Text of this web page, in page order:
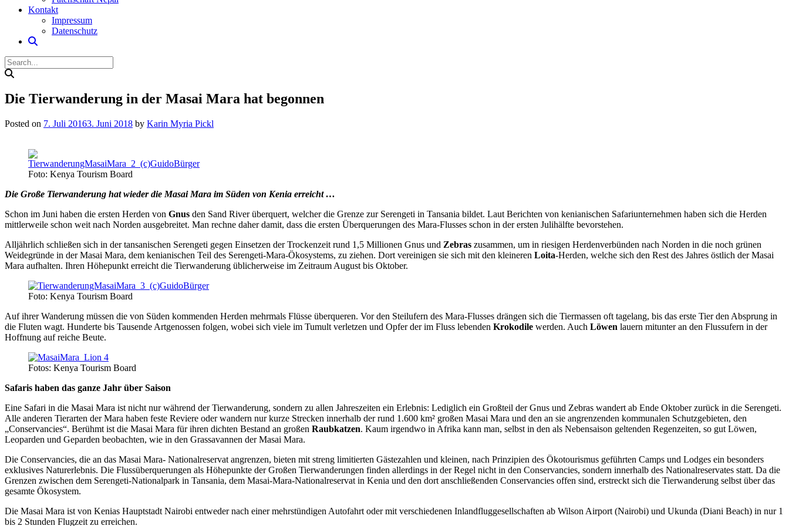
Kontakt
Impressum
Datenschutz
Die Tierwanderung in der Masai Mara hat begonnen
Posted on 7. Juli 20163. Juni 2018 by Karin Myria Pickl
Foto: Kenya Tourism Board
Die Große Tierwanderung hat wieder die Masai Mara im Süden von Kenia erreicht …
Schon im Juni haben die ersten Herden von Gnus den Sand River überquert, welcher die Grenze zur Serengeti in Tansania bildet. Laut Berichten von kenianischen Safariunternehmen haben sich die Herden
mittlerweile schon weit nach Norden ausgebreitet. Man rechne daher damit, dass die ersten Überquerungen des Mara-Flusses schon in der ersten Julihälfte bevorstehen.
Alljährlich schließen sich in der tansanischen Serengeti gegen Einsetzen der Trockenzeit rund 1,5 Millionen Gnus und Zebras zusammen, um in riesigen Herdenverbünden nach Norden in die noch grünen
Weidegründe in der Masai Mara, dem kenianischen Teil des Serengeti-Mara-Ökosystems, zu ziehen. Dort vereinigen sie sich mit den kleineren Loita-Herden, welche sich den Rest des Jahres östlich der Masai
Mara aufhalten. Ihren Höhepunkt erreicht die Tierwanderung üblicherweise im Zeitraum August bis Oktober.
Foto: Kenya Tourism Board
Auf ihrer Wanderung müssen die von Süden kommenden Herden mehrmals Flüsse überqueren. Vor den Steilufern des Mara-Flusses drängen sich die Tiermassen oft tagelang, bis das erste Tier den Absprung in
die Fluten wagt. Hunderte bis Tausende Artgenossen folgen, wobei sich viele im Tumult verletzen und Opfer der im Fluss lebenden Krokodile werden. Auch Löwen lauern mitunter an den Flussufern in der
Hoffnung auf reiche Beute.
Fotos: Kenya Tourism Board
Safaris haben das ganze Jahr über Saison
Eine Safari in die Masai Mara ist nicht nur während der Tierwanderung, sondern zu allen Jahreszeiten ein Erlebnis: Lediglich ein Großteil der Gnus und Zebras wandert ab Ende Oktober zurück in die Serengeti.
Alle anderen Tierarten der Mara haben feste Reviere oder wandern nur kurze Strecken innerhalb der rund 1.600 km² großen Masai Mara und den an sie angrenzenden kommunalen Schutzgebieten, den
„Conservancies“. Berühmt ist die Masai Mara für ihren dichten Bestand an großen Raubkatzen. Kaum irgendwo in Afrika kann man, selbst in den als Nebensaison geltenden Regenzeiten, so gut Löwen,
Leoparden und Geparden beobachten, wie in den Grassavannen der Masai Mara.
Die Conservancies, die an das Masai Mara- Nationalreservat angrenzen, bieten mit streng limitierten Gästezahlen und kleinen, nach Prinzipien des Ökotourismus geführten Camps und Lodges ein besonders
exklusives Naturerlebnis. Die Flussüberquerungen als Höhepunkte der Großen Tierwanderungen finden allerdings in der Regel nicht in den Conservancies, sondern innerhalb des Nationalreservates statt. Da die
Grenzen zwischen dem Serengeti-Nationalpark in Tansania, dem Masai-Mara-Nationalreservat in Kenia und den dort anschließenden Conservancies offen sind, erstreckt sich die Tierwanderung selbst über das
gesamte Ökosystem.
Die Masai Mara ist von Kenias Hauptstadt Nairobi entweder nach einer mehrstündigen Autofahrt oder mit verschiedenen Inlandfluggesellschaften ab Wilson Airport (Nairobi) und Ukunda (Diani Beach) in nur 1
bis 2 Stunden Flugzeit zu erreichen.